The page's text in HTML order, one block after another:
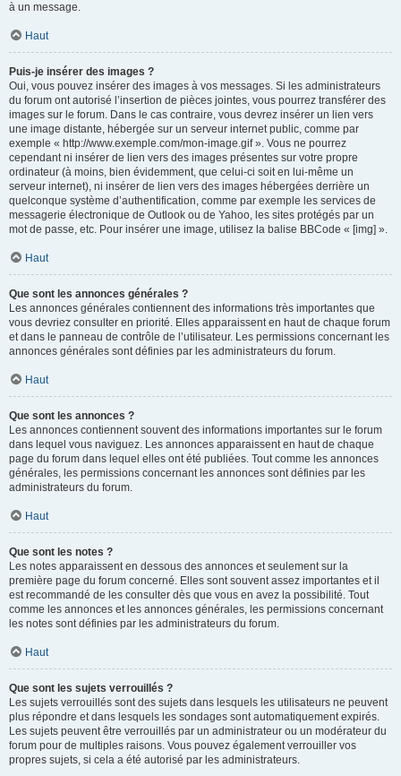
à un message.
Haut
Puis-je insérer des images ?
Oui, vous pouvez insérer des images à vos messages. Si les administrateurs
du forum ont autorisé l’insertion de pièces jointes, vous pourrez transférer des
images sur le forum. Dans le cas contraire, vous devrez insérer un lien vers
une image distante, hébergée sur un serveur internet public, comme par
exemple « http://www.exemple.com/mon-image.gif ». Vous ne pourrez
cependant ni insérer de lien vers des images présentes sur votre propre
ordinateur (à moins, bien évidemment, que celui-ci soit en lui-même un
serveur internet), ni insérer de lien vers des images hébergées derrière un
quelconque système d’authentification, comme par exemple les services de
messagerie électronique de Outlook ou de Yahoo, les sites protégés par un
mot de passe, etc. Pour insérer une image, utilisez la balise BBCode « [img] ».
Haut
Que sont les annonces générales ?
Les annonces générales contiennent des informations très importantes que
vous devriez consulter en priorité. Elles apparaissent en haut de chaque forum
et dans le panneau de contrôle de l’utilisateur. Les permissions concernant les
annonces générales sont définies par les administrateurs du forum.
Haut
Que sont les annonces ?
Les annonces contiennent souvent des informations importantes sur le forum
dans lequel vous naviguez. Les annonces apparaissent en haut de chaque
page du forum dans lequel elles ont été publiées. Tout comme les annonces
générales, les permissions concernant les annonces sont définies par les
administrateurs du forum.
Haut
Que sont les notes ?
Les notes apparaissent en dessous des annonces et seulement sur la
première page du forum concerné. Elles sont souvent assez importantes et il
est recommandé de les consulter dès que vous en avez la possibilité. Tout
comme les annonces et les annonces générales, les permissions concernant
les notes sont définies par les administrateurs du forum.
Haut
Que sont les sujets verrouillés ?
Les sujets verrouillés sont des sujets dans lesquels les utilisateurs ne peuvent
plus répondre et dans lesquels les sondages sont automatiquement expirés.
Les sujets peuvent être verrouillés par un administrateur ou un modérateur du
forum pour de multiples raisons. Vous pouvez également verrouiller vos
propres sujets, si cela a été autorisé par les administrateurs.